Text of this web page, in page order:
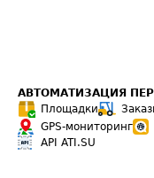
АВТОМАТИЗАЦИЯ
Площадки
GPS-мониторинг
API ATI.SU